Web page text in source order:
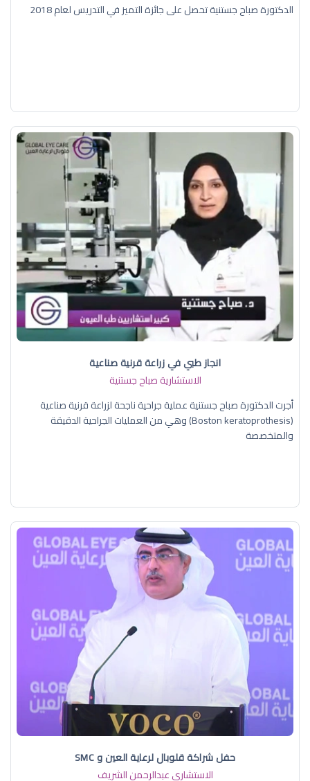
الدكتورة صباح جستنية تحصل على جائزة التميز في التدريس لعام 2018
انجاز طبي في زراعة قرنية صناعية
الاستشارية صباح جستنية
أجرت الدكتورة صباح جستنية عملية جراحية ناجحة لزراعة قرنية صناعية
(Boston keratoprothesis) وهي من العمليات الجراحية الدقيقة
والمتخصصة
حفل شراكة قلوبال لرعاية العين و SMC
الاستشاري عبدالرحمن الشريف